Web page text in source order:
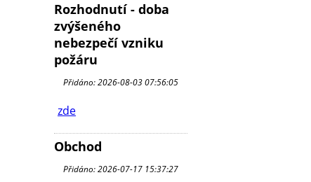
Rozhodnutí - doba
zvýšeného
nebezpečí vzniku
požáru
Přidáno: 2026-08-03 07:56:05
zde
Obchod
Přidáno: 2026-07-17 15:37:27